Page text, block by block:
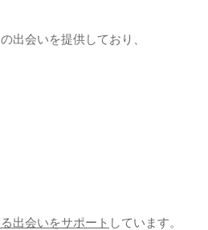
出会いを提供しており、
出会いをサポート しています。